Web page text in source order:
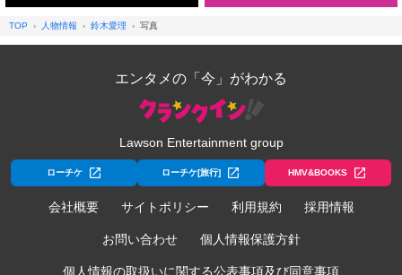
TOP 人物情報 鈴木愛理 写真
エンタメの「今」がわかる
Lawson Entertainment group
ローチケ ローチケ[旅行] HMV&BOOKS
会社概要 サイトポリシー 利用規約 採用情報
お問い合わせ 個人情報保護方針
個人情報の取扱いに関する公表事項及び同意事項